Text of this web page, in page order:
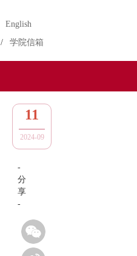
English
/ 学院信箱
11
2024-09
-
分
享
-